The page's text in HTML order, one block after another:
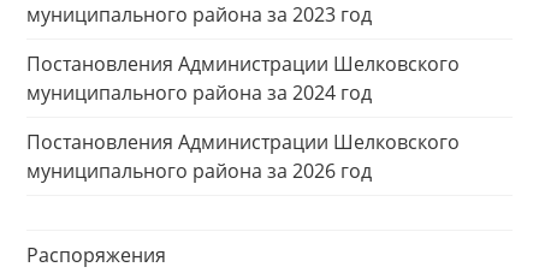
муниципального района за 2023 год
Постановления Администрации Шелковского
муниципального района за 2024 год
Постановления Администрации Шелковского
муниципального района за 2026 год
Распоряжения